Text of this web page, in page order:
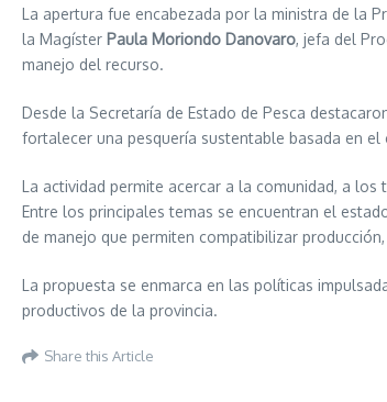
La apertura fue encabezada por la ministra de la
la Magíster Paula Moriondo Danovaro, jefa del
manejo del recurso.
Desde la Secretaría de Estado de Pesca
fortalecer una pesquería sustentable basada en
La actividad permite acercar a la comunidad, a
Entre los principales temas se encuentran el
de manejo que permiten compatibilizar
La propuesta se enmarca en las políticas
productivos de la provincia.
Share this Article